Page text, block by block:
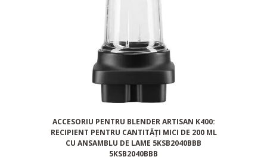
ACCESORIU PENTRU BLENDER ARTISAN K400:
RECIPIENT PENTRU CANTITĂȚI MICI DE 200 ML
CU ANSAMBLU DE LAME 5KSB2040BBB
5KSB2040BBB